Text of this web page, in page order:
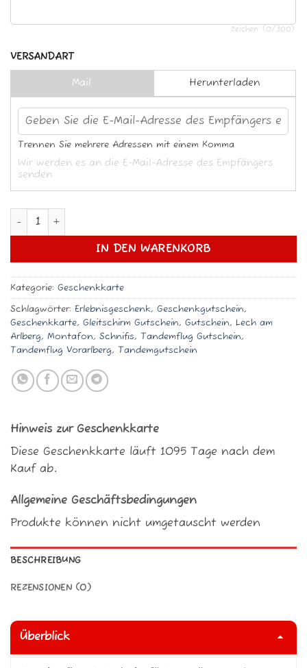
Zeichen: (0/300)
VERSANDART
Mail Herunterladen
Trennen Sie mehrere Adressen mit einem Komma
Wir werden es an die E-Mail-Adresse des Empfängers
senden
Tandemflug Gutschein Menge
IN DEN WARENKORB
Kategorie: Geschenkkarte
Schlagwörter: Erlebnisgeschenk, Geschenkgutschein,
Geschenkkarte, Gleitschirm Gutschein, Gutschein, Lech am
Arlberg, Montafon, Schnifis, Tandemflug Gutschein,
Tandemflug Vorarlberg, Tandemgutschein
Hinweis zur Geschenkkarte
Diese Geschenkkarte läuft 1095 Tage nach dem
Kauf ab.
Allgemeine Geschäftsbedingungen
Produkte können nicht umgetauscht werden
BESCHREIBUNG
REZENSIONEN (0)
Überblick